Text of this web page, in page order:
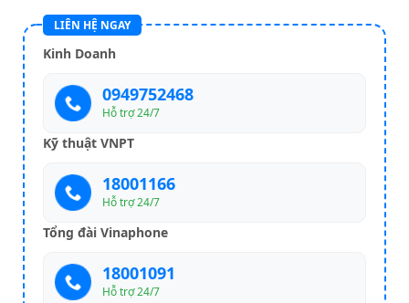
LIÊN HỆ NGAY
Kinh Doanh
0949752468
Hỗ trợ 24/7
Kỹ thuật VNPT
18001166
Hỗ trợ 24/7
Tổng đài Vinaphone
18001091
Hỗ trợ 24/7